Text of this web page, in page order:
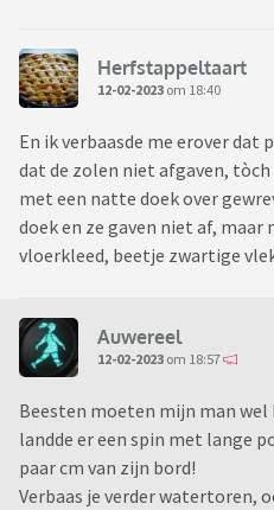
Herfstappeltaart
12-02-2023 om 18:40
En ik verbaasde me erover dat
dat de zolen niet afgaven,
met een natte doek over
doek en ze gaven niet af,
vloerkleed, beetje zwartige
Auwereel
12-02-2023 om 18:57
Beesten moeten mijn man
landde er een spin met lange
paar cm van zijn bord!
Verbaas je verder watertoren,